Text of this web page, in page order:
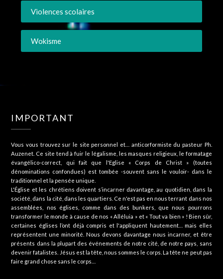
Violences scolaires
Wokisme
IMPORTANT
Vous vous trouvez sur le site personnel et… anticorformiste du pasteur Ph.
Auzenet. Ce site tend à fuir le légalisme, les masques religieux, le formatage
évangélico-correct, qui fait que l'Eglise « Corps de Christ » (toutes
dénominations confondues) est tombée -souvent sans le vouloir- dans le
traditionnel et la pensée unique.
L'Église et les chrétiens doivent s’incarner davantage, au quotidien, dans la
société, dans la cité, dans les quartiers. Ce n'est pas en nous terrant dans nos
assemblées, nos églises, comme dans des bunkers, que nous pourrons
transformer le monde à cause de nos « Alléluia » et « Tout va bien » ! Bien sûr,
certaines églises l’ont déjà compris et l'appliquent hautement… mais elles
représentent une minorité. Nous devons davantage nous incarner, et être
présents dans la plupart des événements de notre cité, de notre pays, sans
devenir fatalistes. Jésus est la tête, nous sommes le corps. La tête ne peut pas
faire grand chose sans le corps…